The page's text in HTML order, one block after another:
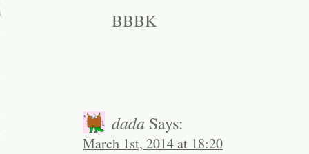
BBBK
dada Says:
March 1st, 2014 at 18:20